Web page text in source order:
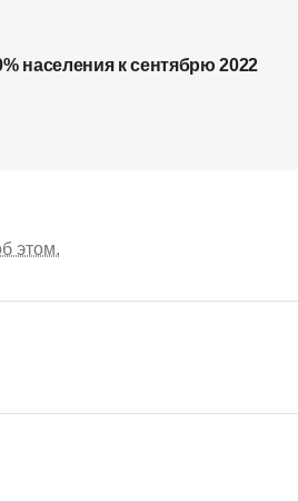
населения к сентябрю 2022
этом.